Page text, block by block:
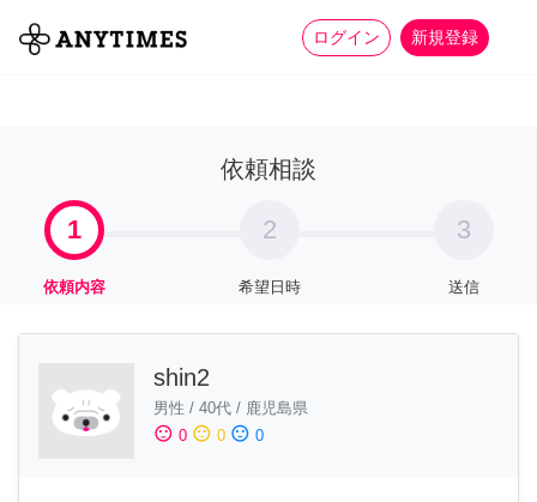
ログイン 新規登録
全て 家事 more_horiz
依頼相談
1
依頼内容
2
希望日時
3
送信
shin2
男性 / 40代 / 鹿児島県
sentiment_satisfied 0 sentiment_neutral 0 sentiment_dissatisfied 0